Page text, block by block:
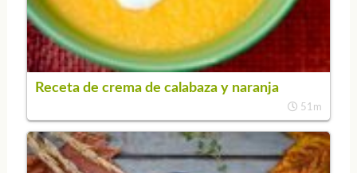
Receta de crema de calabaza y naranja
51m